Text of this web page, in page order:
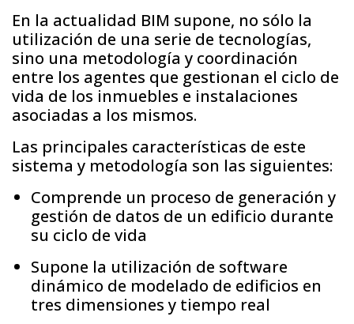
En la actualidad BIM supone, no sólo la
utilización de una serie de tecnologías,
sino una metodología y coordinación
entre los agentes que gestionan el ciclo de
vida de los inmuebles e instalaciones
asociadas a los mismos.
Las principales características de este
sistema y metodología son las siguientes:
Comprende un proceso de generación y
gestión de datos de un edificio durante
su ciclo de vida
Supone la utilización de software
dinámico de modelado de edificios en
tres dimensiones y tiempo real